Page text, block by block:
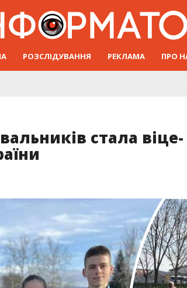
РОЗСЛІДУВАННЯ РЕКЛАМА ПРО
стала віце-